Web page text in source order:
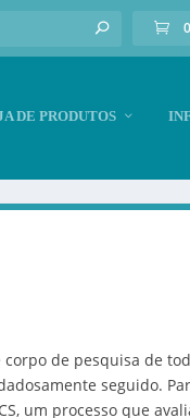
0
DE PRODUTOS
corpo de pesquisa de
seguido.
um processo que